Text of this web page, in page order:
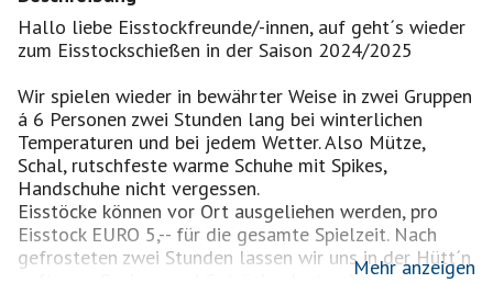
Hallo liebe Eisstockfreunde/-innen, auf geht´s wieder
zum Eisstockschießen in der Saison 2024/2025
Wir spielen wieder in bewährter Weise in zwei Gruppen
á 6 Personen zwei Stunden lang bei winterlichen
Temperaturen und bei jedem Wetter. Also Mütze,
Schal, rutschfeste warme Schuhe mit Spikes,
Handschuhe nicht vergessen.
Eisstöcke können vor Ort ausgeliehen werden, pro
Eisstock EURO 5,-- für die gesamte Spielzeit. Nach
gefrosteten zwei Stunden lassen wir uns in der Hütt´n
Mehr anzeigen